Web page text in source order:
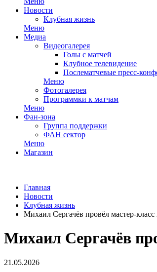
Новости
Клубная жизнь
Меню
Медиа
Видеогалерея
Голы с матчей
Клубное телевидение
Послематчевые пресс-
Меню
Фотогалерея
Программки к матчам
Меню
Фан-зона
Группа поддержки
ФАН сектор
Меню
Магазин
Главная
Новости
Клубная жизнь
Михаил Сергачёв провёл мастер-
Михаил Сергачёв
21.05.2026